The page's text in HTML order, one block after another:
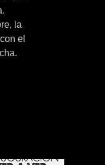
la
el